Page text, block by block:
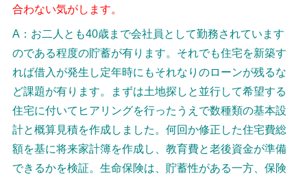
合わない気がします。
A：お二人とも40歳まで会社員として勤務されています
のである程度の貯蓄が有ります。それでも住宅を新築す
れば借入が発生し定年時にもそれなりのローンが残るな
ど課題が有ります。まずは土地探しと並行して希望する
住宅に付いてヒアリングを行ったうえで数種類の基本設
計と概算見積を作成しました。何回か修正した住宅費総
額を基に将来家計簿を作成し、教育費と老後資金が準備
できるかを検証。生命保険は、貯蓄性がある一方、保険